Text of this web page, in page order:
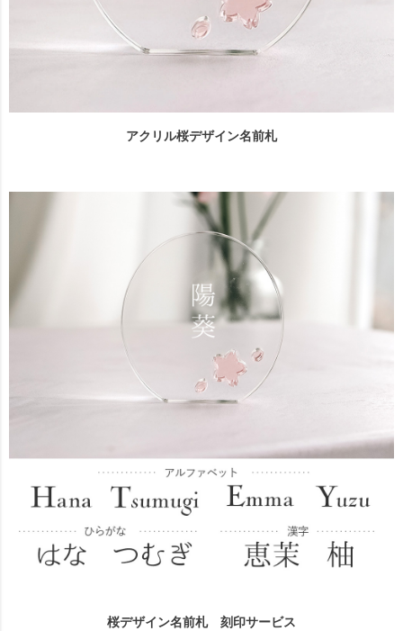
アクリル桜デザイン名前札
桜デザイン名前札 刻印サービス